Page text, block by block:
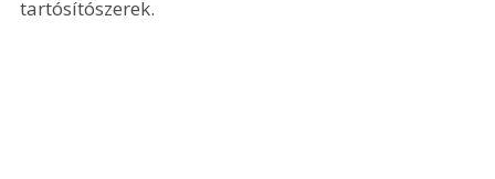
tartósítószerek.